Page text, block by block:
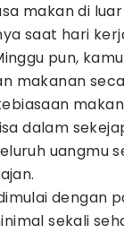
makan di
saat hari
pun,
makanan
dalam
uangmu
dengan
sekali